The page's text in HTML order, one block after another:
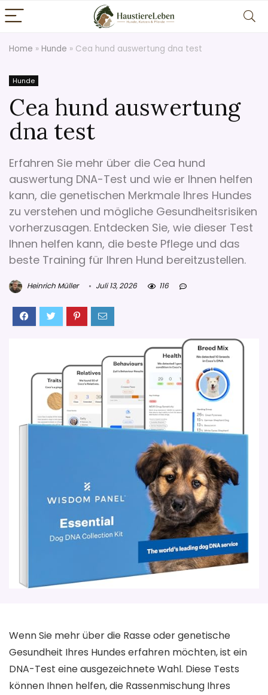
Home » Hunde » Cea hund auswertung dna test
Hunde
Cea hund auswertung
dna test
Erfahren Sie mehr über die Cea hund
auswertung DNA-Test und wie er Ihnen helfen
kann, die genetischen Merkmale Ihres Hundes
zu verstehen und mögliche Gesundheitsrisiken
vorherzusagen. Entdecken Sie, wie dieser Test
Ihnen helfen kann, die beste Pflege und das
beste Training für Ihren Hund bereitzustellen.
Heinrich Müller Juli 13, 2026 116
Wenn Sie mehr über die Rasse oder genetische
Gesundheit Ihres Hundes erfahren möchten, ist ein
DNA-Test eine ausgezeichnete Wahl. Diese Tests
können Ihnen helfen, die Rassenmischung Ihres